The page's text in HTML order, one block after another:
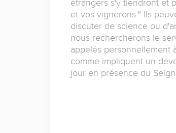
étrangers s'y tiendront et
et vos vignerons." Ils
discuter de science ou
nous rechercherons le
appelés personnellement
comme impliquent un
jour en présence du